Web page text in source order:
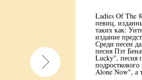
Ladies Of The
певиц,
таких как:
издание
Среди песен
песня Пэт
Lucky", песня
Alone Now", а